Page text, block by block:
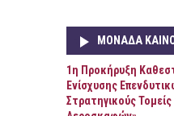
ΜΟΝΑΔΑ
1η Προκήρυξη
Ενίσχυσης
Στρατηγικούς